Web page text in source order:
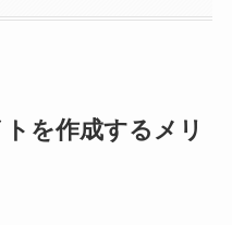
を作成するメリ